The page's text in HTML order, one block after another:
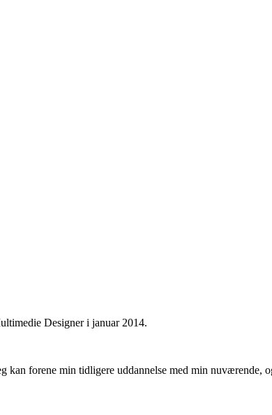
Designer i januar 2014.
forene min tidligere uddannelse med min nuværende,